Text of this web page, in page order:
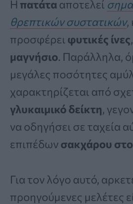
Η πατάτα αποτελεί
θρεπτικών συστατικών,
προσφέρει φυτικές ίνες,
μαγνήσιο. Παράλληλα,
μεγάλες ποσότητες
χαρακτηρίζεται από
γλυκαιμικό δείκτη,
να οδηγήσει σε ταχεία
επιπέδων σακχάρου
Για τον λόγο αυτό,
προηγούμενες μελέτες